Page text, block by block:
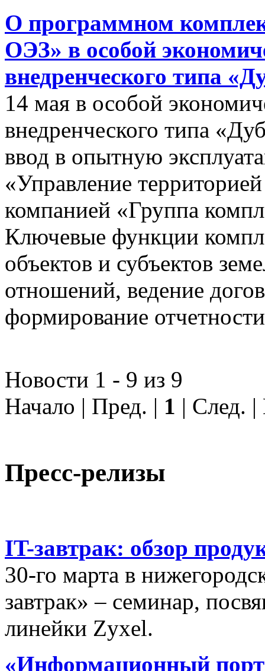
О программном
ОЭЗ» в особой
внедренческого типа
14 мая в особой
внедренческого типа
ввод в опытную
«Управление
компанией «Группа
Ключевые функции
объектов и субъектов
отношений, ведение
формирование
Новости 1 - 9 из 9
Начало | Пред. | 1 | След.
Пресс-релизы
IT-завтрак: обзор
30-го марта в
завтрак» – семинар,
линейки Zyxel.
«Информационный